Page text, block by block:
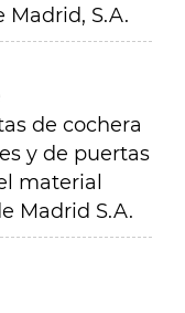
Madrid, S.A.
de cochera
y de puertas
material
Madrid S.A.